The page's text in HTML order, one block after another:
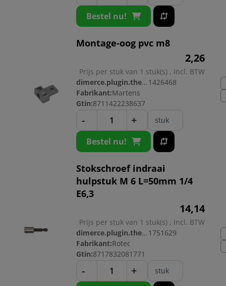
Bestel nu!
Montage-oog pvc m8
2,26
Prijs per stuk van 1 stuk(s) , Incl. BTW
dimerce.plugin.theme.productnr: 1426468
Fabrikant:Martens
Gtin:8711422238637
- + stuk
Bestel nu!
Stokschroef indraai
hulpstuk M 6 L=50mm 1/4
E6,3
14,14
Prijs per stuk van 1 stuk(s) , Incl. BTW
dimerce.plugin.theme.productnr: 1751629
Fabrikant:Rotec
Gtin:8717832081771
- + stuk